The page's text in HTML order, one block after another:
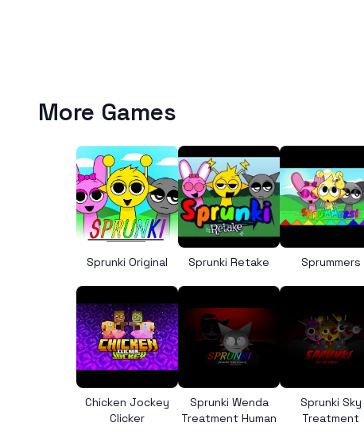
More Games
Sprunki Original Sprunki Retake Sprummers
Chicken Jockey
Clicker
Sprunki Wenda
Treatment Human
Sprunki Sky
Treatment